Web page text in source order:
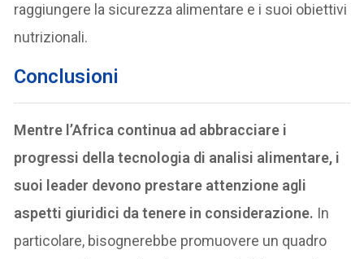
raggiungere la sicurezza alimentare e i suoi obiettivi
nutrizionali.
Conclusioni
Mentre l’Africa continua ad abbracciare i
progressi della tecnologia di analisi alimentare, i
suoi leader devono prestare attenzione agli
aspetti giuridici da tenere in considerazione. In
particolare, bisognerebbe promuovere un quadro